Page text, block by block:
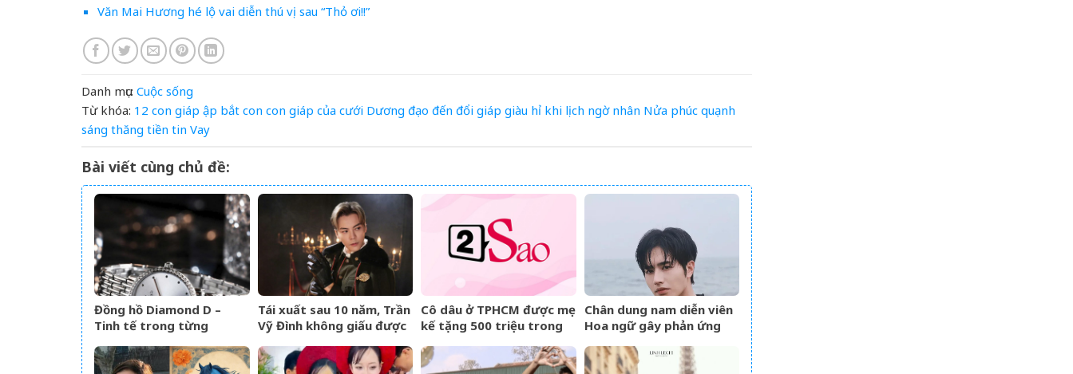
Văn Mai Hương hé lộ vai diễn thú vị sau “Thỏ ơi!!”
Danh mục: Cuộc sống
Từ khóa: 12 con giáp ập bắt con con giáp của cưới Dương đạo đến đổi giáp giàu hỉ khi lịch ngờ nhân Nửa phúc quạnh
sáng thăng tiền tin Vay
Bài viết cùng chủ đề:
Đồng hồ Diamond D –
Tinh tế trong từng
Tái xuất sau 10 năm, Trần
Vỹ Đình không giấu được
Cô dâu ở TPHCM được mẹ
kế tặng 500 triệu trong
‘gây sốt’
Chân dung nam diễn viên
Hoa ngữ gây phản ứng